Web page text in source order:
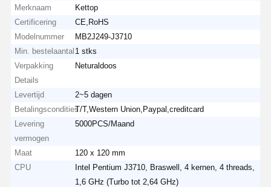
Merknaam
Kettop
Certificering
CE,RoHS
Modelnummer
MB2J249-J3710
Min. bestelaantal 1 stks
Verpakking
Details
Neturaldoos
Levertijd
2~5 dagen
BetalingsconditiesT/T,Western Union,Paypal,creditcard
Levering
vermogen
5000PCS/Maand
Maat
120 x 120 mm
CPU
Intel Pentium J3710, Braswell, 4 kernen, 4 threads,
1,6 GHz (Turbo tot 2,64 GHz)